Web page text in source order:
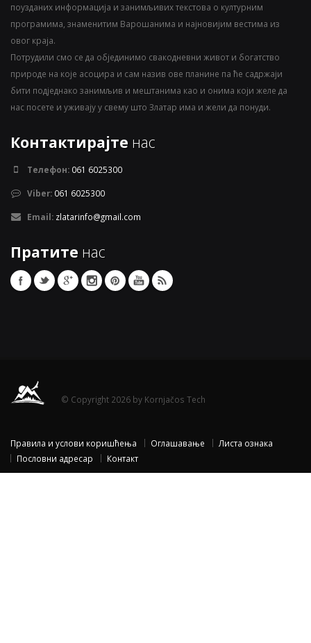
поузданих информација и занимљивих текстова о културним
програмима, знаменитим Варошанима и најновијим вестима из
овог краја.
Потрудили смо се да објединимо свакодневни живот и богатство
природе на које асоцира и сам назив ове планине па ће садржаји
бити подједнако занимљив и мештанима као и онима који желе да
нас посете и уживају у свему што Златар има и жели да понуди.
Контактирајте нас
Телефон: 061 6025300
Viber: 061 6025300
Email: zlatarinfo@gmail.com
Пратите нас
© Copyright 2026 by Kornjačos Tech
Правила и услови коришћења Оглашавање
Листа ознака
Пословни адресар
Контакт